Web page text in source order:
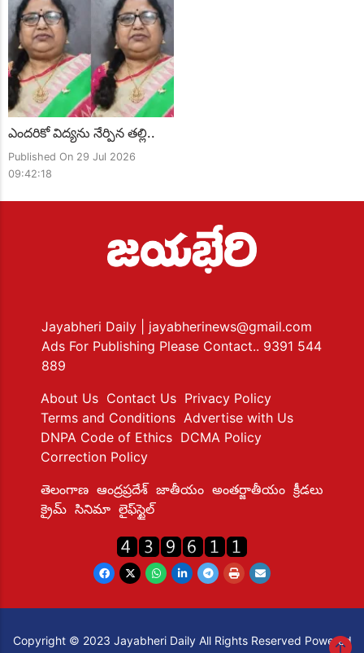
ఎందరికో విద్యను నేర్పిన తల్లి..
Published On 29 Jul 2026
09:42:18
Jayabheri Daily
| jayabherinews@gmail.com
Ads For Publishing Please Contact.. 9391 544
889
About Us Contact Us Privacy Policy
Terms and Conditions Advertise with Us
DNPA Code of Ethics DCMA Policy
Correction Policy
తెలంగాణ ఆంద్రప్రదేశ్ జాతీయం అంతర్జాతీయం క్రీడలు
క్రైమ్ సినిమా లైఫ్‌స్టైల్
Copyright © 2023 Jayabheri Daily All Rights Reserved Powered